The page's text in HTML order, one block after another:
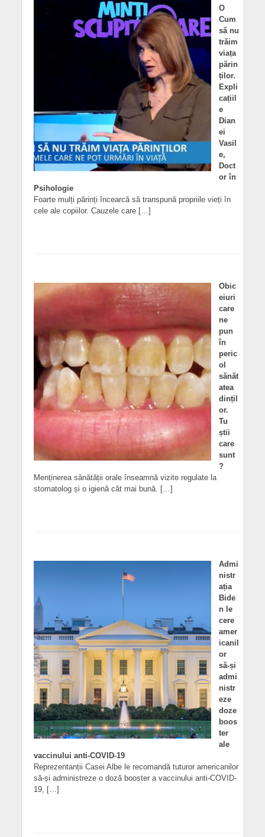
O
Cum
să nu
trăim
viața
părin
ților.
Expli
cațiil
e
Dian
ei
Vasil
e,
Doct
or în
Psihologie
Foarte mulți părinți încearcă să transpună propriile vieți în
cele ale copiilor. Cauzele care […]
Obic
eiuri
care
ne
pun
în
peric
ol
sănăt
atea
dințil
or.
Tu
știi
care
sunt
?
Menținerea sănătății orale înseamnă vizite regulate la
stomatolog și o igienă cât mai bună. […]
Admi
nistr
ația
Bide
n le
cere
amer
icanil
or
să-și
admi
nistr
eze
doze
boos
ter
ale
vaccinului anti-COVID-19
Reprezentanții Casei Albe le recomandă tuturor americanilor
să-și administreze o doză booster a vaccinului anti-COVID-
19, […]